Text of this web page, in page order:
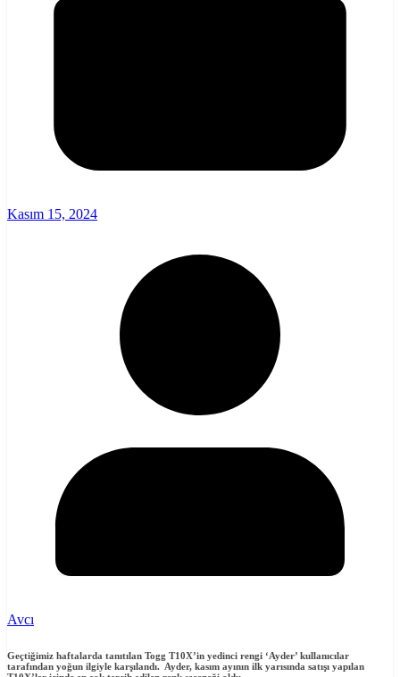
Kasım 15, 2024
Avcı
Geçtiğimiz haftalarda tanıtılan Togg T10X’in yedinci rengi ‘Ayder’ kullanıcılar
tarafından yoğun ilgiyle karşılandı. Ayder, kasım ayının ilk yarısında satışı yapılan